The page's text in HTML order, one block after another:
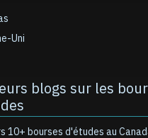
Uni
blogs sur les
10+ bourses d'études au